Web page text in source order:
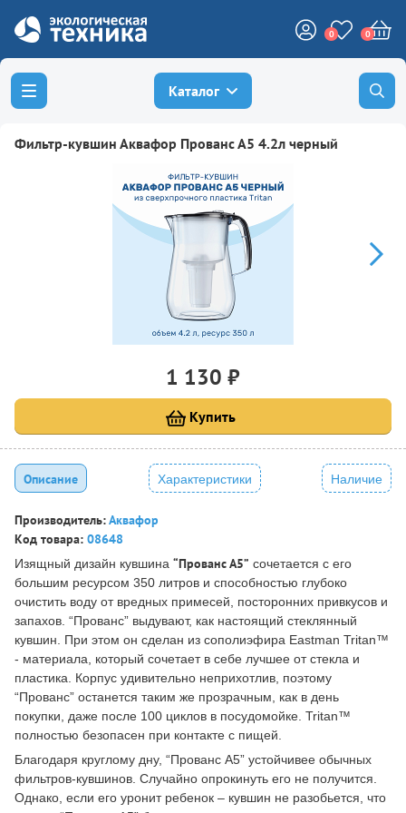
0 0
Каталог
Фильтр-кувшин Аквафор Прованс А5 4.2л черный
1 130 ₽
Купить
Описание Характеристики Наличие
Производитель:Аквафор
Код товара: 08648
Изящный дизайн кувшина “Прованс А5” сочетается с его
большим ресурсом 350 литров и способностью глубоко
очистить воду от вредных примесей, посторонних привкусов и
запахов. “Прованс” выдувают, как настоящий стеклянный
кувшин. При этом он сделан из сополиэфира Eastman Tritan™
- материала, который сочетает в себе лучшее от стекла и
пластика. Корпус удивительно неприхотлив, поэтому
“Прованс” останется таким же прозрачным, как в день
покупки, даже после 100 циклов в посудомойке. Tritan™
полностью безопасен при контакте с пищей.
Благодаря круглому дну, “Прованс А5” устойчивее обычных
фильтров-кувшинов. Случайно опрокинуть его не получится.
Однако, если его уронит ребенок – кувшин не разобьется, что